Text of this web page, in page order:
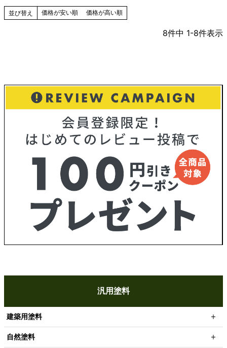
汎用塗料
建築用塗料
自然塗料
並び替え 価格が安い順 価格が高い順
8件中 1-8件表示